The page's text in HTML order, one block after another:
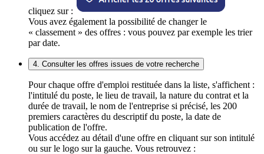
cliquez sur :
Vous avez également la possibilité de changer le
« classement » des offres : vous pouvez par exemple les trier
par date.
4. Consulter les offres issues de votre recherche
Pour chaque offre d'emploi restituée dans la liste, s'affichent :
l'intitulé du poste, le lieu de travail, la nature du contrat et la
durée de travail, le nom de l'entreprise si précisé, les 200
premiers caractères du descriptif du poste, la date de
publication de l'offre.
Vous accédez au détail d'une offre en cliquant sur son intitulé
ou sur le logo sur la gauche. Vous retrouvez :